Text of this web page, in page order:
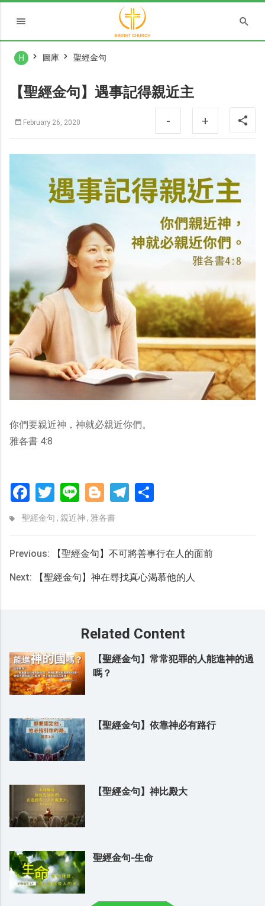
H 圖庫 聖經金句
【聖經金句】遇事記得親近主
February 26, 2020 - +
你們要親近神，神就必親近你們。
雅各書 4:8
FacebookTwitter Line Blogger Telegram
聖經金句 , 親近神 , 雅各書
Previous: 【聖經金句】不可將善事行在人的面前
Next: 【聖經金句】神在尋找真心渴慕他的人
Related Content
【聖經金句】常常犯罪的人能進神的過
嗎？
【聖經金句】依靠神必有路行
【聖經金句】神比殿大
聖經金句-生命